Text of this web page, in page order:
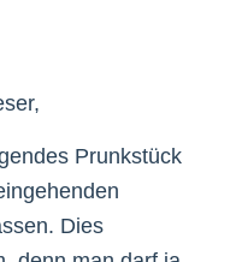
Prunkstück
Dies